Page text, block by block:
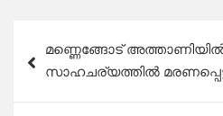
navigation
മണ്ണെങ്ങോട്
സാഹചര്യത്തിൽ